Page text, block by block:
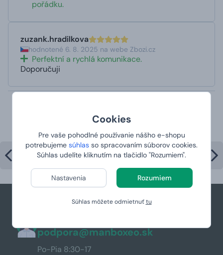
Cookies
Pre vaše pohodlné používanie nášho e-shopu
potrebujeme súhlas so spracovaním súborov cookies.
Súhlas udelíte kliknutím na tlačidlo "Rozumiem".
Nastavenia Rozumiem
Súhlas môžete odmietnuťtu
pořádku.
zuzank.hradilkova
hodnotené 6. 8. 2025 na webe Zbozi.cz
Perfektní a rychlá komunikace.
Doporučuji
kategórii
podpora@manboxeo.sk
Po-Pia 8:30-17